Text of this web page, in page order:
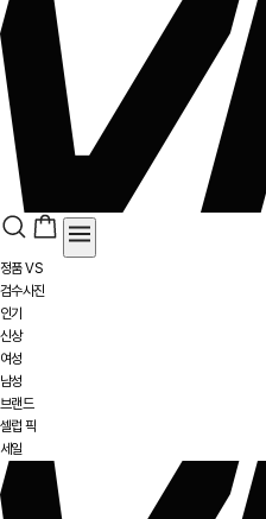
정품 VS
검수사진
인기
신상
여성
남성
브랜드
셀럽 픽
세일